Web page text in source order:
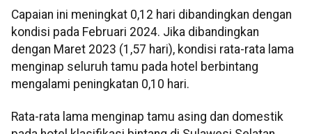
Capaian ini meningkat 0,12 hari dibandingkan dengan
kondisi pada Februari 2024. Jika dibandingkan
dengan Maret 2023 (1,57 hari), kondisi rata-rata lama
menginap seluruh tamu pada hotel berbintang
mengalami peningkatan 0,10 hari.
Rata-rata lama menginap tamu asing dan domestik